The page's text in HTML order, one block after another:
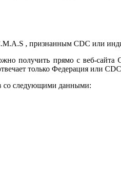
, признанным СDC или
получить прямо с веб-сайта
только Федерация или
со следующими данными: